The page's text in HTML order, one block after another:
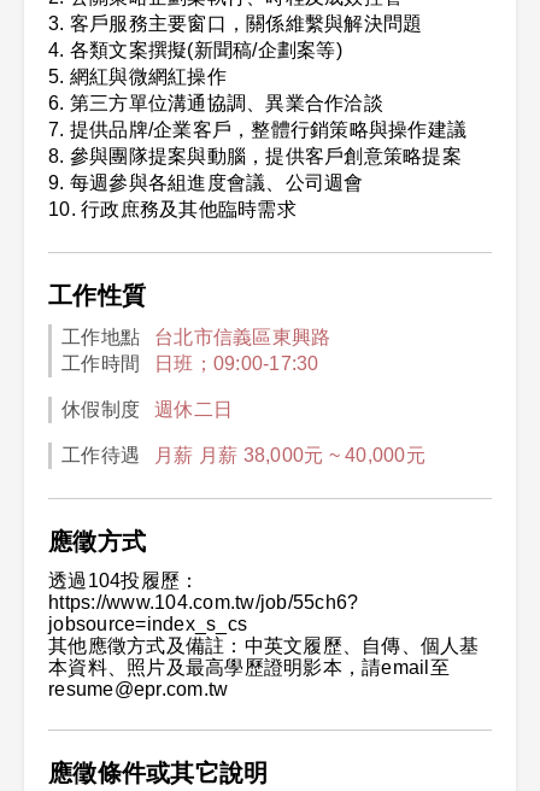
3. 客戶服務主要窗口，關係維繫與解決問題
4. 各類文案撰擬(新聞稿/企劃案等)
5. 網紅與微網紅操作
6. 第三方單位溝通協調、異業合作洽談
7. 提供品牌/企業客戶，整體行銷策略與操作建議
8. 參與團隊提案與動腦，提供客戶創意策略提案
9. 每週參與各組進度會議、公司週會
10. 行政庶務及其他臨時需求
工作性質
工作地點
台北市信義區東興路
工作時間
日班；09:00-17:30
休假制度 週休二日
工作待遇 月薪 月薪 38,000元 ~ 40,000元
應徵方式
透過104投履歷：
https://www.104.com.tw/job/55ch6?
jobsource=index_s_cs
其他應徵方式及備註：中英文履歷、自傳、個人基
本資料、照片及最高學歷證明影本，請email至
resume@epr.com.tw
應徵條件或其它說明